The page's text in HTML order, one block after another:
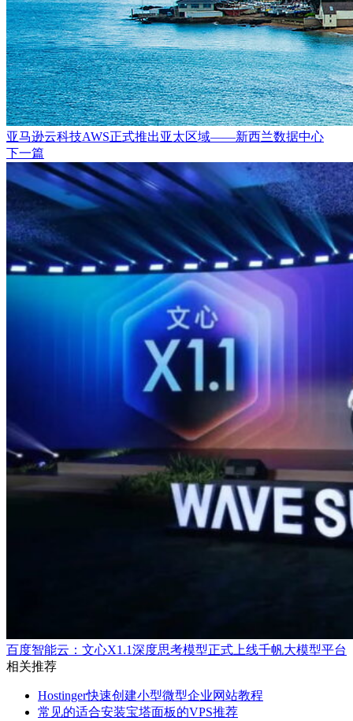
亚马逊云科技AWS正式推出亚太区域——新西兰数据中心
下一篇
百度智能云：文心X1.1深度思考模型正式上线千帆大模型平台
相关推荐
Hostinger快速创建小型微型企业网站教程
常见的适合安装宝塔面板的VPS推荐